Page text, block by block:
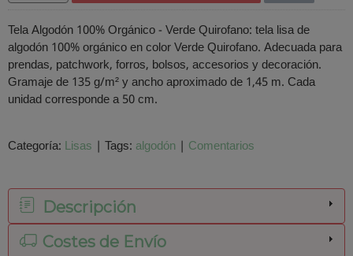
Tela Algodón 100% Orgánico - Verde Quirofano: tela lisa de
algodón 100% orgánico en color Verde Quirofano. Adecuada para
prendas, patchwork, forros, bolsos, accesorios y decoración.
Gramaje de 135 g/m² y ancho aproximado de 1,45 m. Cada
unidad corresponde a 50 cm.
Categoría: Lisas | Tags: algodón | Comentarios
Descripción
Costes de Envío